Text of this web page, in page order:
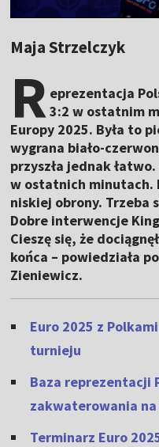
Maja Strzelczyk
R eprezentacja
3:2 w ostatnim
Europy 2025. Była to
wygrana biało-
przyszła jednak
w ostatnich minutach.
niskiej obrony. Trzeba
Dobre interwencje
Cieszę się, że
końca – powiedziała
Zieniewicz.
Euro 2025 z
turnieju
Baza reprezentacji
zakwaterowania na
Terminarz Euro